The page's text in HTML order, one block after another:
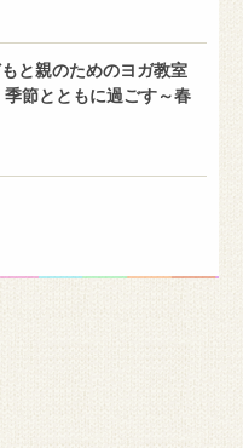
もと親のためのヨガ教室
節とともに過ごす～春